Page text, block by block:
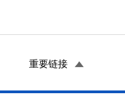
重要链接